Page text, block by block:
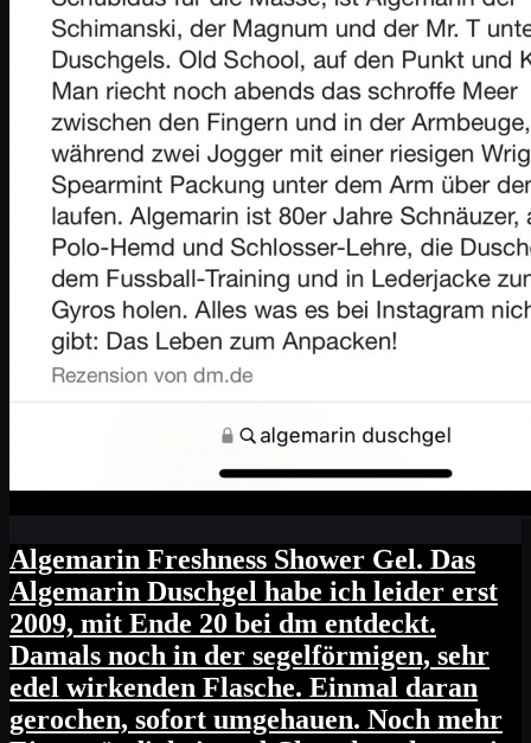
Algemarin Freshness Shower Gel. Das
Algemarin Duschgel habe ich leider erst
2009, mit Ende 20 bei dm entdeckt.
Damals noch in der segelförmigen, sehr
edel wirkenden Flasche. Einmal daran
gerochen, sofort umgehauen. Noch mehr